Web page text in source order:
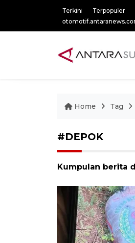
Terkini Terpopuler
Home Tag
#DEPOK
Kumpulan berita